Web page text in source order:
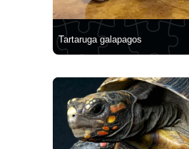
Tartaruga galapagos